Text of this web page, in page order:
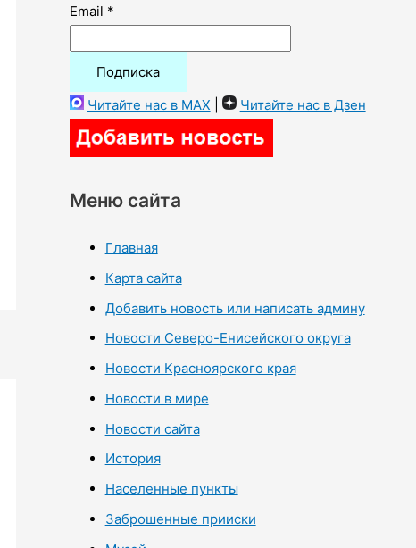
Email *
Читайте нас в MAX Читайте нас в Дзен
Меню сайта
Главная
Карта сайта
Добавить новость или написать админу
Новости Северо-Енисейского округа
Новости Красноярского края
Новости в мире
Новости сайта
История
Населенные пункты
Заброшенные прииски